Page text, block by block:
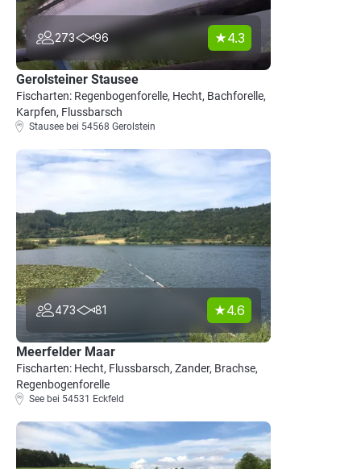
273 96 4.3
Gerolsteiner Stausee
Fischarten: Regenbogenforelle, Hecht, Bachforelle,
Karpfen, Flussbarsch
Stausee bei 54568 Gerolstein
473 81 4.6
Meerfelder Maar
Fischarten: Hecht, Flussbarsch, Zander, Brachse,
Regenbogenforelle
See bei 54531 Eckfeld